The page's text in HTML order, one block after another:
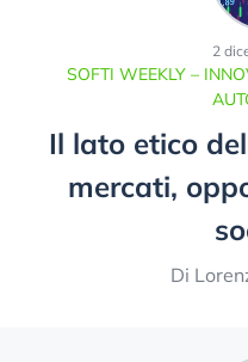
SOFTI WEEKLY –
2
Il lato etico
mercati,
Di